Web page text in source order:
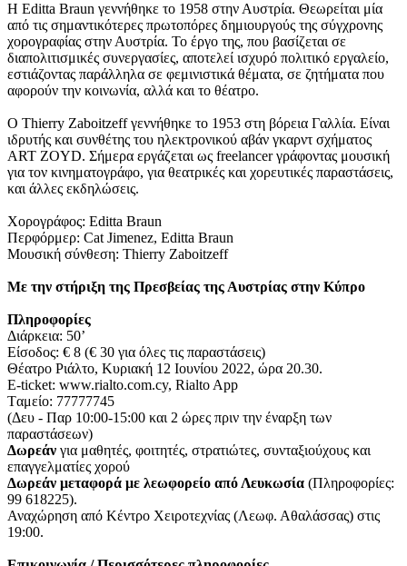
Η Editta Braun γεννήθηκε το 1958 στην Αυστρία. Θεωρείται μία
από τις σημαντικότερες πρωτοπόρες δημιουργούς της σύγχρονης
χορογραφίας στην Αυστρία. Το έργο της, που βασίζεται σε
διαπολιτισμικές συνεργασίες, αποτελεί ισχυρό πολιτικό εργαλείο,
εστιάζοντας παράλληλα σε φεμινιστικά θέματα, σε ζητήματα που
αφορούν την κοινωνία, αλλά και το θέατρο.
Ο Thierry Zaboitzeff γεννήθηκε το 1953 στη βόρεια Γαλλία. Είναι
ιδρυτής και συνθέτης του ηλεκτρονικού αβάν γκαρντ σχήματος
ART ZOYD. Σήμερα εργάζεται ως freelancer γράφοντας μουσική
για τον κινηματογράφο, για θεατρικές και χορευτικές παραστάσεις,
και άλλες εκδηλώσεις.
Χορογράφος: Editta Braun
Περφόρμερ: Cat Jimenez, Editta Braun
Μουσική σύνθεση: Thierry Zaboitzeff
Με την στήριξη της Πρεσβείας της Αυστρίας στην Κύπρο
Πληροφορίες
Διάρκεια: 50’
Είσοδος: € 8 (€ 30 για όλες τις παραστάσεις)
Θέατρο Ριάλτο, Κυριακή 12 Ιουνίου 2022, ώρα 20.30.
E-ticket: www.rialto.com.cy, Rialto App
Tαμείο: 77777745
(Δευ - Παρ 10:00-15:00 και 2 ώρες πριν την έναρξη των
παραστάσεων)
Δωρεάν για μαθητές, φοιτητές, στρατιώτες, συνταξιούχους και
επαγγελματίες χορού
Δωρεάν μεταφορά με λεωφορείο από Λευκωσία (Πληροφορίες:
99 618225).
Αναχώρηση από Κέντρο Χειροτεχνίας (Λεωφ. Αθαλάσσας) στις
19:00.